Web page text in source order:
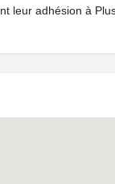
leur adhésion à